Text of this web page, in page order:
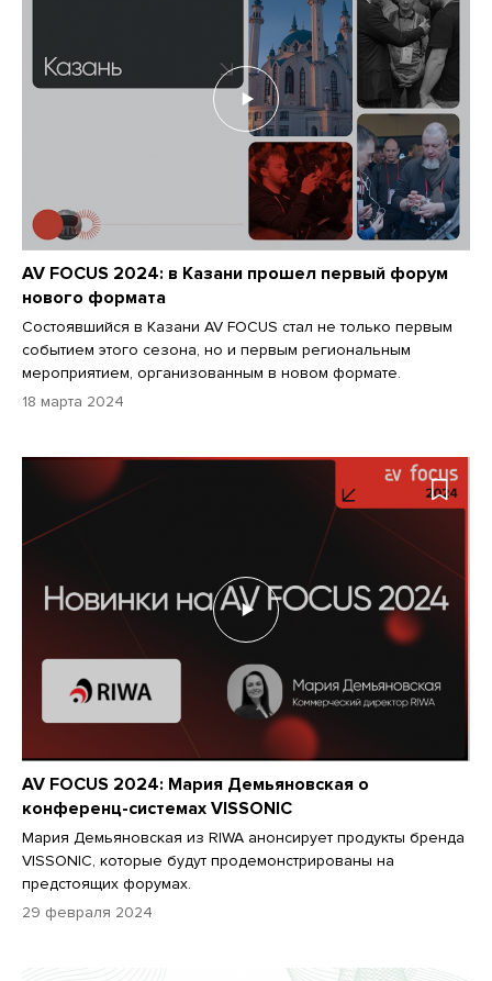
AV FOCUS 2024: в Казани прошел первый форум
нового формата
Состоявшийся в Казани AV FOCUS стал не только первым
событием этого сезона, но и первым региональным
мероприятием, организованным в новом формате.
18 марта 2024
AV FOCUS 2024: Мария Демьяновская о
конференц-системах VISSONIC
Мария Демьяновская из RIWA анонсирует продукты бренда
VISSONIC, которые будут продемонстрированы на
предстоящих форумах.
29 февраля 2024